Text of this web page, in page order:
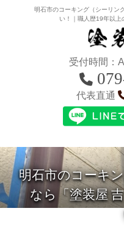
明石市のコーキング（シーリン
い！｜職人歴19年以上
受付時間：
代表直通
明石市のコーキ
なら「塗装屋